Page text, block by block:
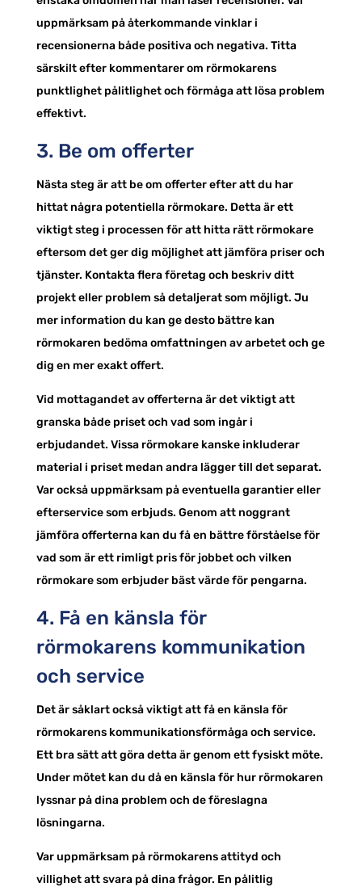
uppmärksam på återkommande vinklar i
recensionerna både positiva och negativa. Titta
särskilt efter kommentarer om rörmokarens
punktlighet pålitlighet och förmåga att lösa problem
effektivt.
3. Be om offerter
Nästa steg är att be om offerter efter att du har
hittat några potentiella rörmokare. Detta är ett
viktigt steg i processen för att hitta rätt rörmokare
eftersom det ger dig möjlighet att jämföra priser och
tjänster. Kontakta flera företag och beskriv ditt
projekt eller problem så detaljerat som möjligt. Ju
mer information du kan ge desto bättre kan
rörmokaren bedöma omfattningen av arbetet och ge
dig en mer exakt offert.
Vid mottagandet av offerterna är det viktigt att
granska både priset och vad som ingår i
erbjudandet. Vissa rörmokare kanske inkluderar
material i priset medan andra lägger till det separat.
Var också uppmärksam på eventuella garantier eller
efterservice som erbjuds. Genom att noggrant
jämföra offerterna kan du få en bättre förståelse för
vad som är ett rimligt pris för jobbet och vilken
rörmokare som erbjuder bäst värde för pengarna.
4. Få en känsla för
rörmokarens kommunikation
och service
Det är såklart också viktigt att få en känsla för
rörmokarens kommunikationsförmåga och service.
Ett bra sätt att göra detta är genom ett fysiskt möte.
Under mötet kan du då en känsla för hur rörmokaren
lyssnar på dina problem och de föreslagna
lösningarna.
Var uppmärksam på rörmokarens attityd och
villighet att svara på dina frågor. En pålitlig